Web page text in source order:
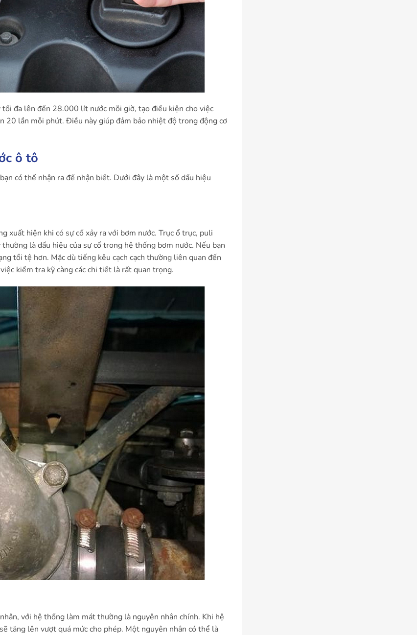
tối đa lên đến 28.000 lít nước mỗi giờ, tạo điều kiện cho việc
20 lần mỗi phút. Điều này giúp đảm bảo nhiệt độ trong động cơ
ô tô
có thể nhận ra để nhận biết. Dưới đây là một số dấu hiệu
xuất hiện khi có sự cố xảy ra với bơm nước. Trục ổ trục, puli
là dấu hiệu của sự cố trong hệ thống bơm nước. Nếu bạn
tồi tệ hơn. Mặc dù tiếng kêu cạch cạch thường liên quan đến
kiểm tra kỹ càng các chi tiết là rất quan trọng.
với hệ thống làm mát thường là nguyên nhân chính. Khi hệ
tăng lên vượt quá mức cho phép. Một nguyên nhân có thể là